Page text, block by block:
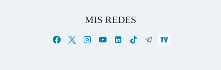
MIS REDES